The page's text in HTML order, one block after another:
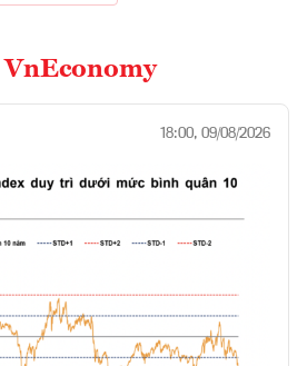
VnEconomy
18:00, 09/08/2026